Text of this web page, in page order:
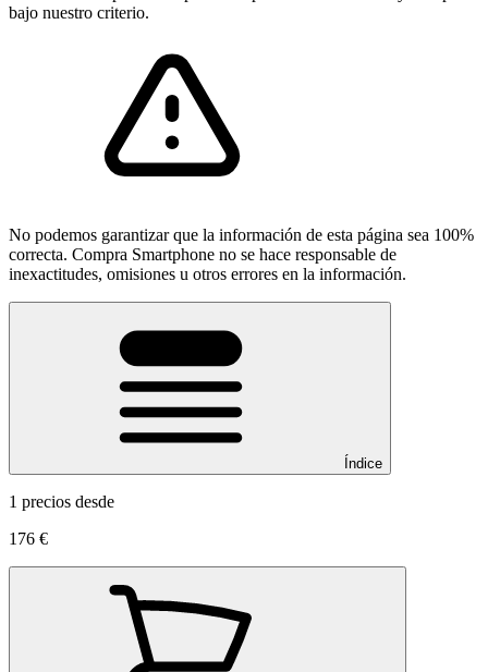
bajo nuestro criterio.
No podemos garantizar que la información de esta página sea 100%
correcta. Compra Smartphone no se hace responsable de
inexactitudes, omisiones u otros errores en la información.
Índice
1 precios desde
176 €